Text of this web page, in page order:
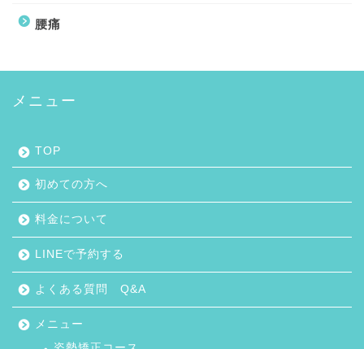
腰痛
メニュー
TOP
初めての方へ
料金について
LINEで予約する
よくある質問 Q&A
メニュー